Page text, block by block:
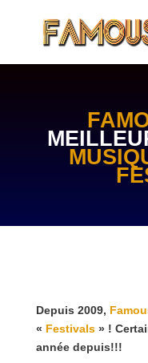
Depuis 2009,
« Festivals» !
année depuis!!!